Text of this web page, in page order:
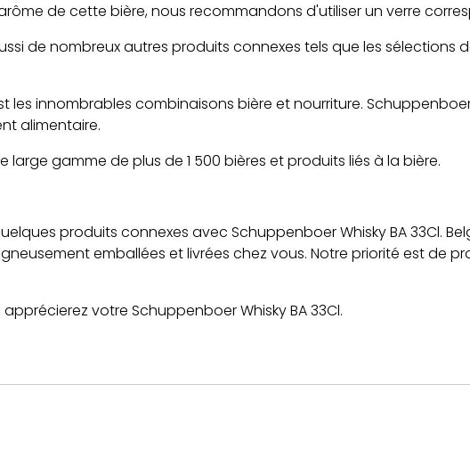
de cette bière, nous recommandons d'utiliser un verre
de nombreux autres produits connexes tels que les sélections
innombrables combinaisons bière et nourriture.
alimentaire.
large gamme de plus de 1 500 bières et produits liés à la bière.
produits connexes avec Schuppenboer Whisky BA 33Cl.
emballées et livrées chez vous. Notre priorité est de
votre Schuppenboer Whisky BA 33Cl.